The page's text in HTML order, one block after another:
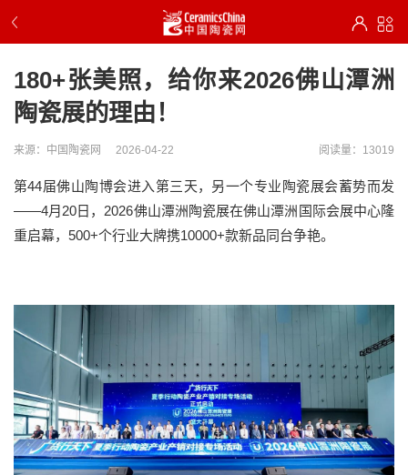
180+张美照，给你来2026佛山潭洲
陶瓷展的理由！
来源：中国陶瓷网 2026-04-22 阅读量：13019
第44届佛山陶博会进入第三天，另一个专业陶瓷展会蓄势而发
——4月20日，2026佛山潭洲陶瓷展在佛山潭洲国际会展中心隆
重启幕，500+个行业大牌携10000+款新品同台争艳。